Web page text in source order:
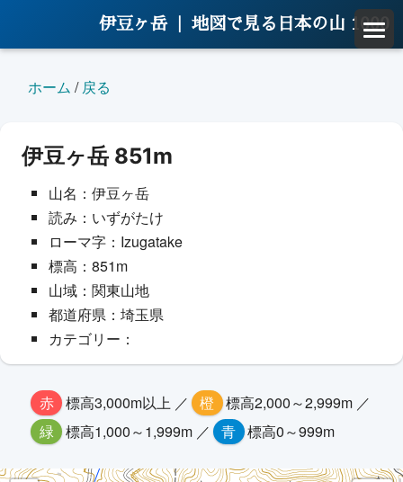
伊豆ヶ岳 | 地図で見る日本の山 1000
ホーム /戻る
伊豆ヶ岳 851m
山名：伊豆ヶ岳
読み：いずがたけ
ローマ字：Izugatake
標高：851m
山域：関東山地
都道府県：埼玉県
カテゴリー：
赤 標高3,000m以上 ／ 橙
標高2,000～2,999m ／
緑 標高1,000～1,999m ／ 青 標高0～999m